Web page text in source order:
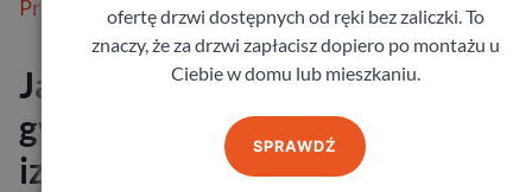
Przeczytaj więcej
Jaka grubość drzwi
gwarantuje bezpieczeństwo i
izolację?
ofertę drzwi dostępnych od ręki bez zaliczki. To
znaczy, że za drzwi zapłacisz dopiero po montażu u
Ciebie w domu lub mieszkaniu.
SPRAWDŹ